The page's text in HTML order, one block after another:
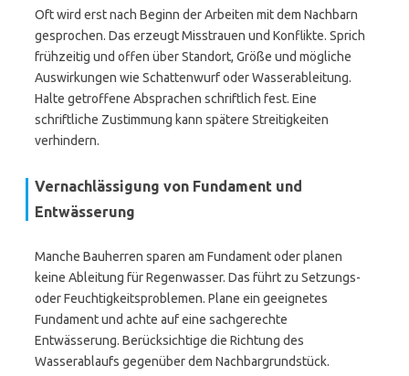
Oft wird erst nach Beginn der Arbeiten mit dem Nachbarn
gesprochen. Das erzeugt Misstrauen und Konflikte. Sprich
frühzeitig und offen über Standort, Größe und mögliche
Auswirkungen wie Schattenwurf oder Wasserableitung.
Halte getroffene Absprachen schriftlich fest. Eine
schriftliche Zustimmung kann spätere Streitigkeiten
verhindern.
Vernachlässigung von Fundament und
Entwässerung
Manche Bauherren sparen am Fundament oder planen
keine Ableitung für Regenwasser. Das führt zu Setzungs-
oder Feuchtigkeitsproblemen. Plane ein geeignetes
Fundament und achte auf eine sachgerechte
Entwässerung. Berücksichtige die Richtung des
Wasserablaufs gegenüber dem Nachbargrundstück.